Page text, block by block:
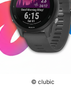
© clubic